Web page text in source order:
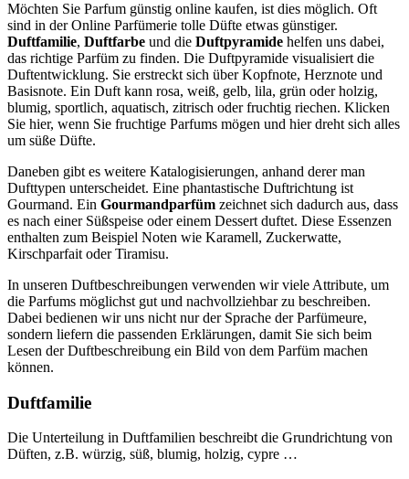
Möchten Sie Parfum günstig online kaufen, ist dies möglich. Oft
sind in der Online Parfümerie tolle Düfte etwas günstiger.
Duftfamilie, Duftfarbe und die Duftpyramide helfen uns dabei,
das richtige Parfüm zu finden. Die Duftpyramide visualisiert die
Duftentwicklung. Sie erstreckt sich über Kopfnote, Herznote und
Basisnote. Ein Duft kann rosa, weiß, gelb, lila, grün oder holzig,
blumig, sportlich, aquatisch, zitrisch oder fruchtig riechen. Klicken
Sie hier, wenn Sie fruchtige Parfums mögen und hier dreht sich alles
um süße Düfte.
Daneben gibt es weitere Katalogisierungen, anhand derer man
Dufttypen unterscheidet. Eine phantastische Duftrichtung ist
Gourmand. Ein Gourmandparfüm zeichnet sich dadurch aus, dass
es nach einer Süßspeise oder einem Dessert duftet. Diese Essenzen
enthalten zum Beispiel Noten wie Karamell, Zuckerwatte,
Kirschparfait oder Tiramisu.
In unseren Duftbeschreibungen verwenden wir viele Attribute, um
die Parfums möglichst gut und nachvollziehbar zu beschreiben.
Dabei bedienen wir uns nicht nur der Sprache der Parfümeure,
sondern liefern die passenden Erklärungen, damit Sie sich beim
Lesen der Duftbeschreibung ein Bild von dem Parfüm machen
können.
Duftfamilie
Die Unterteilung in Duftfamilien beschreibt die Grundrichtung von
Düften, z.B. würzig, süß, blumig, holzig, cypre …